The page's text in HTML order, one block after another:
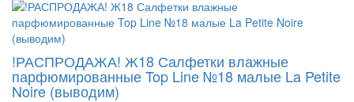
!РАСПРОДАЖА! Ж18 Салфетки влажные
парфюмированные Top Line №18 малые La Petite
Noire (выводим)